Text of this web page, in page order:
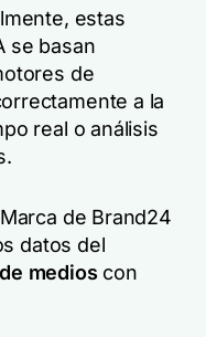
estas
se basan
de
a la
real o análisis
de Brand24
datos del
medios con